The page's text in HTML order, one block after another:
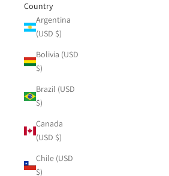
Country
Argentina
(USD $)
Bolivia (USD
$)
Brazil (USD
$)
Canada
(USD $)
Chile (USD
$)